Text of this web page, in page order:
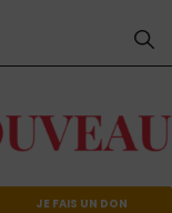
JE FAIS UN DON